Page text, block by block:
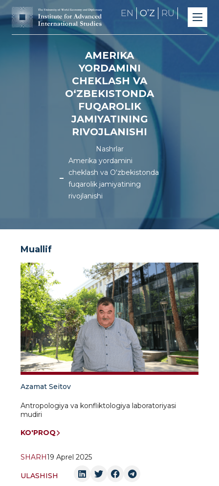
EN OʼZ RU
AMERIKA
YORDAMINI
CHEKLASH VA
O‘ZBEKISTONDA
FUQAROLIK
JAMIYATINING
RIVOJLANISHI
Nashrlar
Amerika yordamini
cheklash va O‘zbekistonda
fuqarolik jamiyatining
rivojlanishi
Muallif
Azamat Seitov
Antropologiya va konfliktologiya laboratoriyasi
mudiri
KO'PROQ
SHARH19 Aprel 2025
ULASHISH